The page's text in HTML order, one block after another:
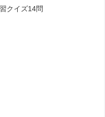
クイズ14問